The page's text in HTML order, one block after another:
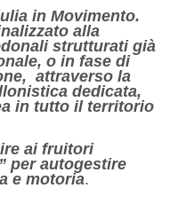
in Movimento.
alla
strutturati già
o in fase di
attraverso la
dedicata,
in tutto il territorio
ai fruitori
per autogestire
e motoria.